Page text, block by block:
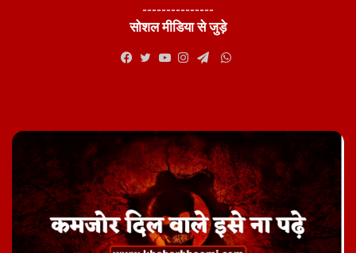
---------------
सोशल मीडिया से जुड़े
WhatsApp